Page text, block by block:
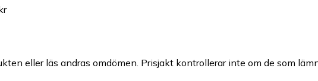
eller läs andras omdömen. Prisjakt kontrollerar inte om de som